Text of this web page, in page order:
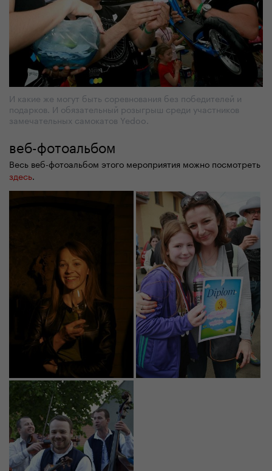
И какие же могут быть соревнования без победителей и
подарков. И обязательный розыгрыш среди участников
замечательных самокатов Yedoo.
веб-фотоальбом
Весь веб-фотоальбом этого мероприятия можно посмотреть
здесь.